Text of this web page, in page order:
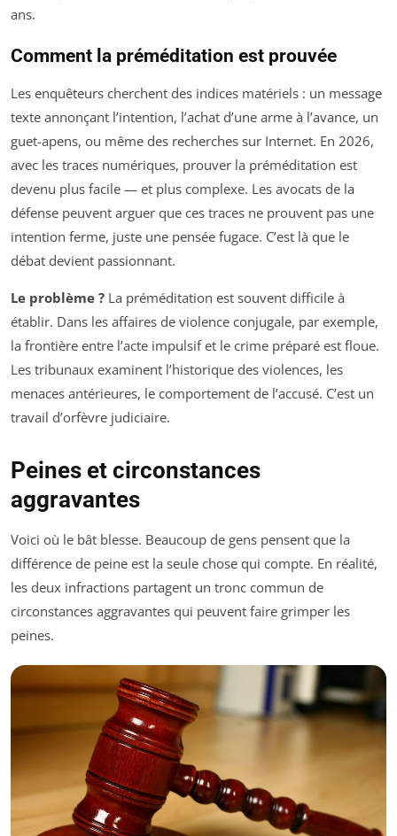
ans.
Comment la préméditation est prouvée
Les enquêteurs cherchent des indices matériels : un message
texte annonçant l’intention, l’achat d’une arme à l’avance, un
guet-apens, ou même des recherches sur Internet. En 2026,
avec les traces numériques, prouver la préméditation est
devenu plus facile — et plus complexe. Les avocats de la
défense peuvent arguer que ces traces ne prouvent pas une
intention ferme, juste une pensée fugace. C’est là que le
débat devient passionnant.
Le problème ? La préméditation est souvent difficile à
établir. Dans les affaires de violence conjugale, par exemple,
la frontière entre l’acte impulsif et le crime préparé est floue.
Les tribunaux examinent l’historique des violences, les
menaces antérieures, le comportement de l’accusé. C’est un
travail d’orfèvre judiciaire.
Peines et circonstances
aggravantes
Voici où le bât blesse. Beaucoup de gens pensent que la
différence de peine est la seule chose qui compte. En réalité,
les deux infractions partagent un tronc commun de
circonstances aggravantes qui peuvent faire grimper les
peines.